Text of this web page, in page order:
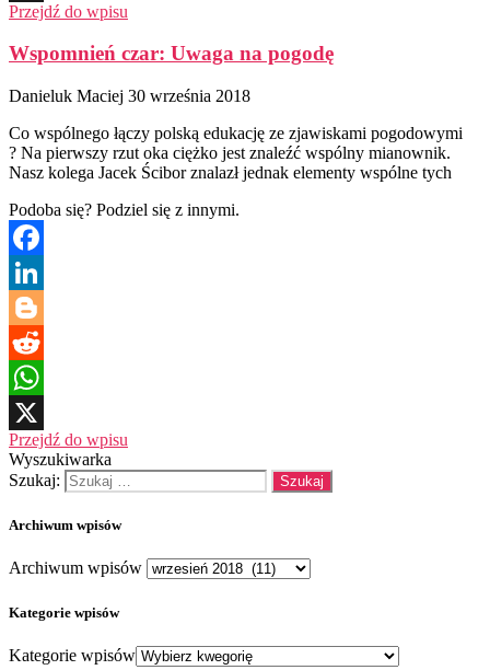
X
Przejdź do wpisu
Wspomnień czar: Uwaga na pogodę
Danieluk Maciej 30 września 2018
Co wspólnego łączy polską edukację ze zjawiskami pogodowymi
? Na pierwszy rzut oka ciężko jest znaleźć wspólny mianownik.
Nasz kolega Jacek Ścibor znalazł jednak elementy wspólne tych
Podoba się? Podziel się z innymi.
Facebook
LinkedIn
Blogger
Reddit
WhatsApp
X
Przejdź do wpisu
Wyszukiwarka
Szukaj:
Archiwum wpisów
Archiwum wpisów
Kategorie wpisów
Kategorie wpisów